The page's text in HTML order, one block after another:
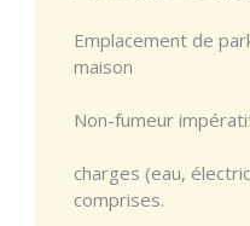
Emplacement de
maison
Non-fumeur
charges (eau,
comprises.